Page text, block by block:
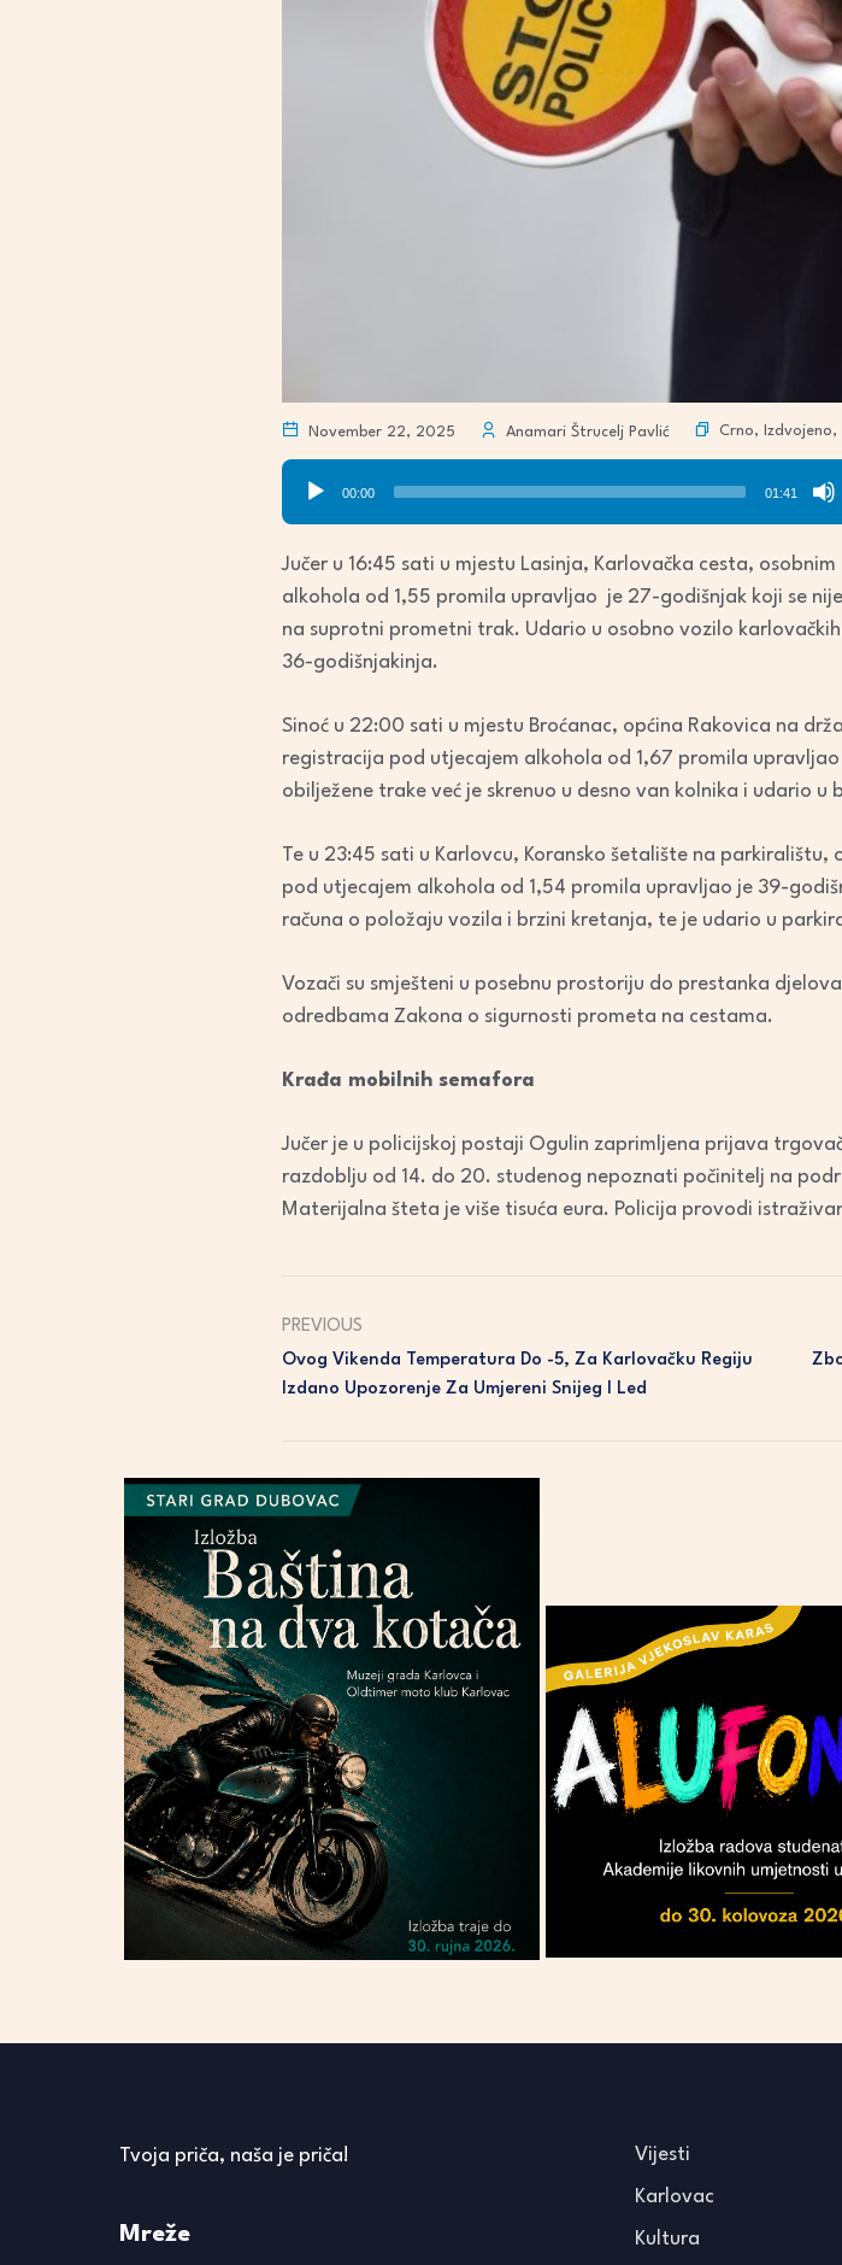
November 22, 2025 Anamari Štrucelj Pavlić Crno, Izdvojeno,
Audio
Player
00:00 01:41
Jučer u 16:45 sati u mjestu Lasinja, Karlovačka cesta,
alkohola od 1,55 promila upravljao je 27-godišnjak koji se
na suprotni prometni trak. Udario u osobno vozilo
36-godišnjakinja.
Sinoć u 22:00 sati u mjestu Broćanac, općina Rakovica na
registracija pod utjecajem alkohola od 1,67 promila
obilježene trake već je skrenuo u desno van kolnika i udario u
Te u 23:45 sati u Karlovcu, Koransko šetalište na
pod utjecajem alkohola od 1,54 promila upravljao je 39-
računa o položaju vozila i brzini kretanja, te je udario u
Vozači su smješteni u posebnu prostoriju do prestanka
odredbama Zakona o sigurnosti prometa na cestama.
Krađa mobilnih semafora
Jučer je u policijskoj postaji Ogulin zaprimljena prijava
razdoblju od 14. do 20. studenog nepoznati počinitelj na
Materijalna šteta je više tisuća eura. Policija provodi
PREVIOUS
Ovog Vikenda Temperatura Do -5, Za Karlovačku Regiju
Izdano Upozorenje Za Umjereni Snijeg I Led
Tvoja priča, naša je priča!
Mreže
Vijesti
Karlovac
Kultura